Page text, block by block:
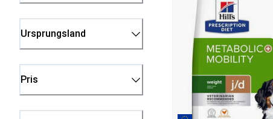
Ursprungsland
Pris